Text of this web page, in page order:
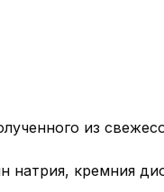
из
натрия, кремния